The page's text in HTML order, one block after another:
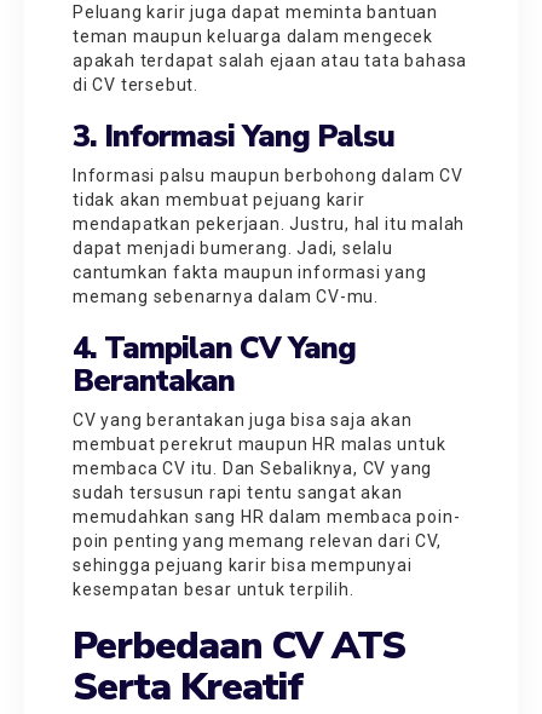
Peluang karir juga dapat meminta bantuan
teman maupun keluarga dalam mengecek
apakah terdapat salah ejaan atau tata bahasa
di CV tersebut.
3. Informasi Yang Palsu
Informasi palsu maupun berbohong dalam CV
tidak akan membuat pejuang karir
mendapatkan pekerjaan. Justru, hal itu malah
dapat menjadi bumerang. Jadi, selalu
cantumkan fakta maupun informasi yang
memang sebenarnya dalam CV-mu.
4. Tampilan CV Yang
Berantakan
CV yang berantakan juga bisa saja akan
membuat perekrut maupun HR malas untuk
membaca CV itu. Dan Sebaliknya, CV yang
sudah tersusun rapi tentu sangat akan
memudahkan sang HR dalam membaca poin-
poin penting yang memang relevan dari CV,
sehingga pejuang karir bisa mempunyai
kesempatan besar untuk terpilih.
Perbedaan CV ATS
Serta Kreatif